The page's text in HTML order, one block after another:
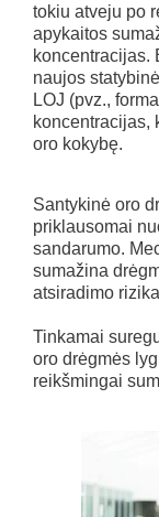
tokiu atveju po
apykaitos
koncentracijas.
naujos
LOJ (pvz.,
koncentracijas,
oro kokybę.
Santykinė oro
priklausomai
sandarumo.
sumažina
atsiradimo
Tinkamai
oro drėgmės
reikšmingai